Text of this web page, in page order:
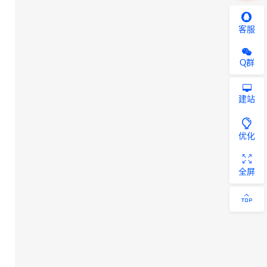
客服
Q群
建站
优化
全屏